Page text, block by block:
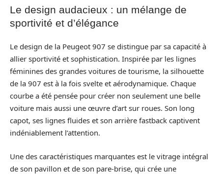
Le design audacieux : un mélange de
sportivité et d’élégance
Le design de la Peugeot 907 se distingue par sa capacité à
allier sportivité et sophistication. Inspirée par les lignes
féminines des grandes voitures de tourisme, la silhouette
de la 907 est à la fois svelte et aérodynamique. Chaque
courbe a été pensée pour créer non seulement une belle
voiture mais aussi une œuvre d’art sur roues. Son long
capot, ses lignes fluides et son arrière fastback captivent
indéniablement l’attention.
Une des caractéristiques marquantes est le vitrage intégral
de son pavillon et de son pare-brise, qui crée une